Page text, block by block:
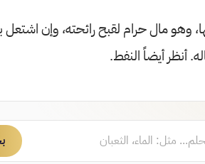
وهو مال حرام لقبح رائحته، وإن اشتعل
أنظر أيضاً النفط.